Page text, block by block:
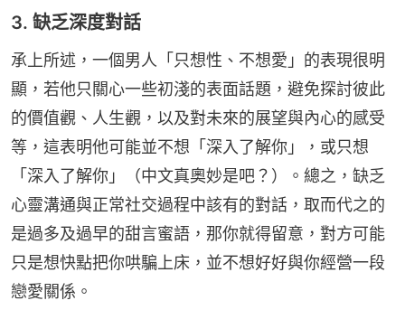
3. 缺乏深度對話
承上所述，一個男人「只想性、不想愛」的表現很明
顯，若他只關心一些初淺的表面話題，避免探討彼此
的價值觀、人生觀，以及對未來的展望與內心的感受
等，這表明他可能並不想「深入了解你」，或只想
「深入了解你」（中文真奧妙是吧？）。總之，缺乏
心靈溝通與正常社交過程中該有的對話，取而代之的
是過多及過早的甜言蜜語，那你就得留意，對方可能
只是想快點把你哄騙上床，並不想好好與你經營一段
戀愛關係。